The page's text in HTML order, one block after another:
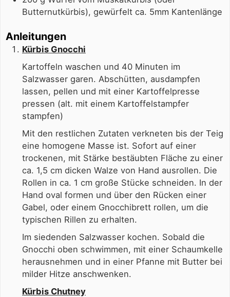
Butternutkürbis), gewürfelt ca. 5mm Kantenlänge
Anleitungen
Kürbis Gnocchi
Kartoffeln waschen und 40 Minuten im
Salzwasser garen. Abschütten, ausdampfen
lassen, pellen und mit einer Kartoffelpresse
pressen (alt. mit einem Kartoffelstampfer
stampfen)
Mit den restlichen Zutaten verkneten bis der Teig
eine homogene Masse ist. Sofort auf einer
trockenen, mit Stärke bestäubten Fläche zu einer
ca. 1,5 cm dicken Walze von Hand ausrollen. Die
Rollen in ca. 1 cm große Stücke schneiden. In der
Hand oval formen und über den Rücken einer
Gabel, oder einem Gnocchibrett rollen, um die
typischen Rillen zu erhalten.
Im siedenden Salzwasser kochen. Sobald die
Gnocchi oben schwimmen, mit einer Schaumkelle
herausnehmen und in einer Pfanne mit Butter bei
milder Hitze anschwenken.
Kürbis Chutney